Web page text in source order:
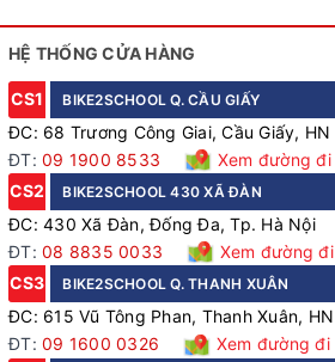
HỆ THỐNG CỬA HÀNG
CS1 BIKE2SCHOOL Q. CẦU GIẤY
ĐC: 68 Trương Công Giai, Cầu Giấy, HN
ĐT: 09 1900 8533
Xem đường đi
CS2
BIKE2SCHOOL 430 XÃ ĐÀN
ĐC: 430 Xã Đàn, Đống Đa, Tp. Hà Nội
ĐT: 08 8835 0033
Xem đường đi
CS3
BIKE2SCHOOL Q. THANH XUÂN
ĐC: 615 Vũ Tông Phan, Thanh Xuân, HN
ĐT: 09 1600 0326
Xem đường đi